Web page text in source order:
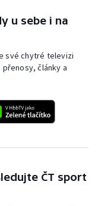
u sebe i na
své chytré televizi
články a
ČT sport